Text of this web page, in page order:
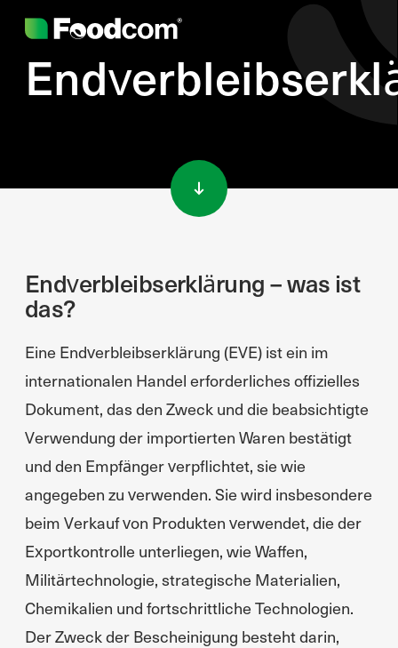
Endverbleibserklärung – was ist
das?
Eine Endverbleibserklärung (EVE) ist ein im
internationalen Handel erforderliches offizielles
Dokument, das den Zweck und die beabsichtigte
Verwendung der importierten Waren bestätigt
und den Empfänger verpflichtet, sie wie
angegeben zu verwenden. Sie wird insbesondere
beim Verkauf von Produkten verwendet, die der
Exportkontrolle unterliegen, wie Waffen,
Militärtechnologie, strategische Materialien,
Chemikalien und fortschrittliche Technologien.
Der Zweck der Bescheinigung besteht darin,